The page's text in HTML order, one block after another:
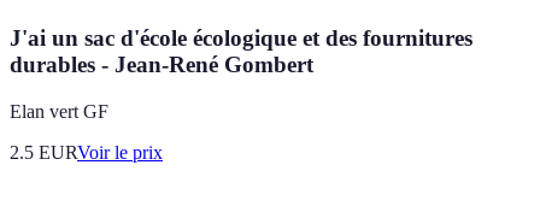
J'ai un sac d'école écologique et des fournitures
durables - Jean-René Gombert
Elan vert GF
2.5 EURVoir le prix